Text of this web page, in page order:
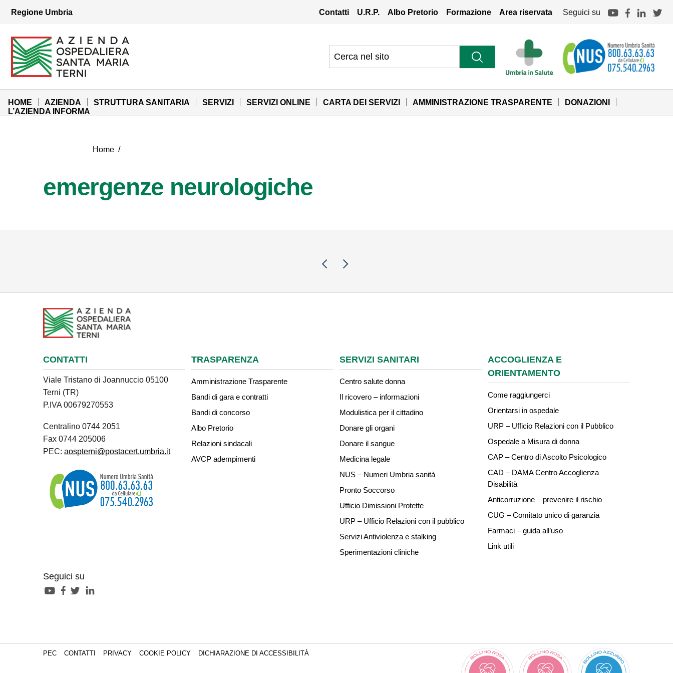
Vai al menu di navigazione
Regione Umbria Contatti U.R.P. Albo Pretorio Formazione Area riservata Seguici su
Azienda Ospedaliera Santa Maria di Terni
Sito Istituzionale
HOME AZIENDA STRUTTURA SANITARIA SERVIZI SERVIZI ONLINE CARTA DEI SERVIZI AMMINISTRAZIONE TRASPARENTE
DONAZIONI
L’AZIENDA INFORMA
Home /
emergenze neurologiche
Pagina precedente
Pagina successiva
CONTATTI
Viale Tristano di Joannuccio 05100
Terni (TR)
P.IVA 00679270553
Centralino 0744 2051
Fax 0744 205006
PEC: aospterni@postacert.umbria.it
Seguici su
TRASPARENZA
Amministrazione Trasparente
Bandi di gara e contratti
Bandi di concorso
Albo Pretorio
Relazioni sindacali
AVCP adempimenti
SERVIZI SANITARI
Centro salute donna
Il ricovero – informazioni
Modulistica per il cittadino
Donare gli organi
Donare il sangue
Medicina legale
NUS – Numeri Umbria sanità
Pronto Soccorso
Ufficio Dimissioni Protette
URP – Ufficio Relazioni con il pubblico
Servizi Antiviolenza e stalking
Sperimentazioni cliniche
ACCOGLIENZA E
ORIENTAMENTO
Come raggiungerci
Orientarsi in ospedale
URP – Ufficio Relazioni con il Pubblico
Ospedale a Misura di donna
CAP – Centro di Ascolto Psicologico
CAD – DAMA Centro Accoglienza
Disabilità
Anticorruzione – prevenire il rischio
CUG – Comitato unico di garanzia
Farmaci – guida all’uso
Link utili
PEC CONTATTI PRIVACY COOKIE POLICY DICHIARAZIONE DI ACCESSIBILITÀ